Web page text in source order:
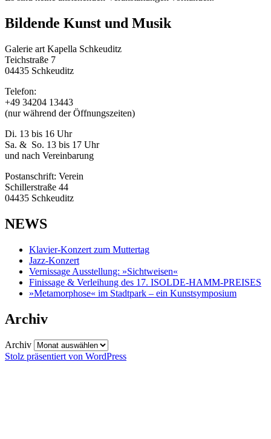
Bildende Kunst und Musik
Galerie art Kapella Schkeuditz
Teichstraße 7
04435 Schkeuditz
Telefon:
+49 34204 13443
(nur während der Öffnungszeiten)
Di. 13 bis 16 Uhr
Sa. & So. 13 bis 17 Uhr
und nach Vereinbarung
Postanschrift: Verein
Schillerstraße 44
04435 Schkeuditz
NEWS
Klavier-Konzert zum Muttertag
Jazz-Konzert
Vernissage Ausstellung: »Sichtweisen«
Finissage & Verleihung des 17. ISOLDE-HAMM-PREISES
»Metamorphose« im Stadtpark – ein Kunstsymposium
Archiv
Archiv
Stolz präsentiert von WordPress